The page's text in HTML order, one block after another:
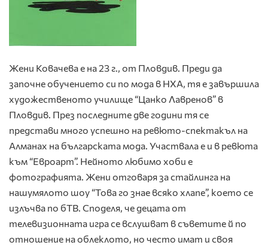
Жени Ковачева е на 23 г., от Пловдив. Преди да
започне обучението си по мода в НХА, тя е завършила
художественото училище “Цанко Лавренов” в
Пловдив. През последните две години тя се
представи много успешно на ревюто-спектакъл на
Алманах на българската мода. Участвала е и в ревюта
към “Евроарт”. Нейното любимо хоби е
фотографията. Жени отговаря за стайлинга на
нашумялото шоу “Това го знае всяко хлапе”, което се
излъчва по бТВ. Споделя, че децата от
телевизионната игра се вслушват в съветите й по
отношение на облеклото, но често имат и своя